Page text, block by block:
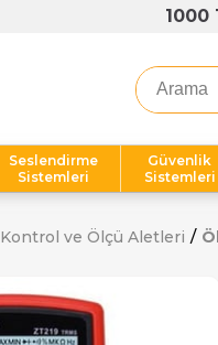
1000
Seslendirme
Sistemleri
Güvenlik
Sistemleri
Kontrol ve Ölçü Aletleri